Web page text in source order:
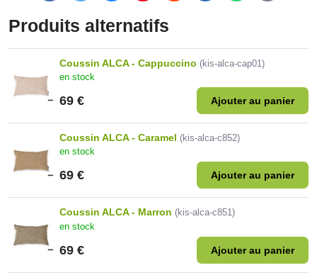
mail
Produits alternatifs
Coussin ALCA - Cappuccino (kis-alca-cap01)
en stock
69 € Ajouter au panier
Coussin ALCA - Caramel (kis-alca-c852)
en stock
69 € Ajouter au panier
Coussin ALCA - Marron (kis-alca-c851)
en stock
69 € Ajouter au panier